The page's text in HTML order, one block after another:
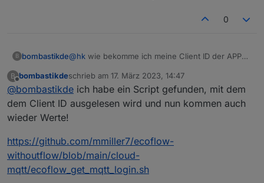
0
B bombastikde@hk wie bekomme ich meine Client ID der APP
B
Offline
bombastikdeschrieb am 17. März 2023, 14:47
zuletzt editiert von
@bombastikde ich habe ein Script gefunden, mit dem
dem Client ID ausgelesen wird und nun kommen auch
wieder Werte!
https://github.com/mmiller7/ecoflow-
withoutflow/blob/main/cloud-
mqtt/ecoflow_get_mqtt_login.sh